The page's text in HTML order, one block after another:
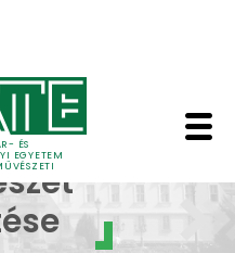
ÉS
EGYETEM
érintése